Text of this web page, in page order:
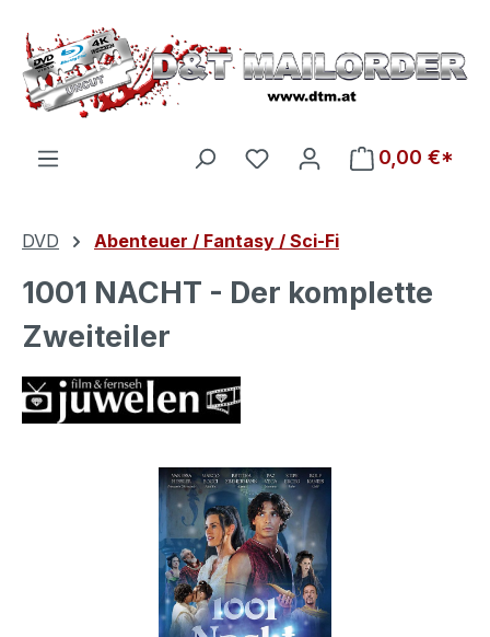
Zum Hauptinhalt springen
Du hast 0 Produkte auf
0,00 €*
DVD Abenteuer / Fantasy / Sci-Fi
1001 NACHT - Der komplette
Zweiteiler
Bildergalerie überspringen